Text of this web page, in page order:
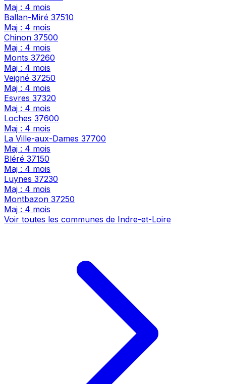
Maj : 4 mois
Ballan-Miré 37510
Maj : 4 mois
Chinon 37500
Maj : 4 mois
Monts 37260
Maj : 4 mois
Veigné 37250
Maj : 4 mois
Esvres 37320
Maj : 4 mois
Loches 37600
Maj : 4 mois
La Ville-aux-Dames 37700
Maj : 4 mois
Bléré 37150
Maj : 4 mois
Luynes 37230
Maj : 4 mois
Montbazon 37250
Maj : 4 mois
Voir toutes les communes de Indre-et-Loire